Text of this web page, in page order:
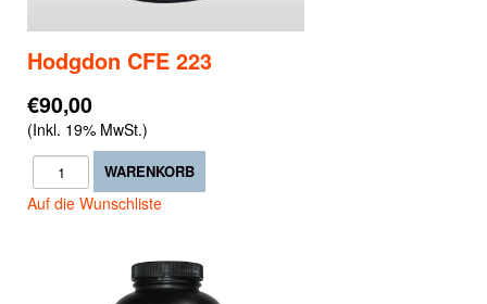
Hodgdon CFE 223
€90,00
(Inkl. 19% MwSt.)
Auf die Wunschliste